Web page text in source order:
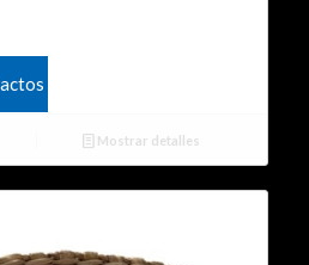
Mostrar detalles